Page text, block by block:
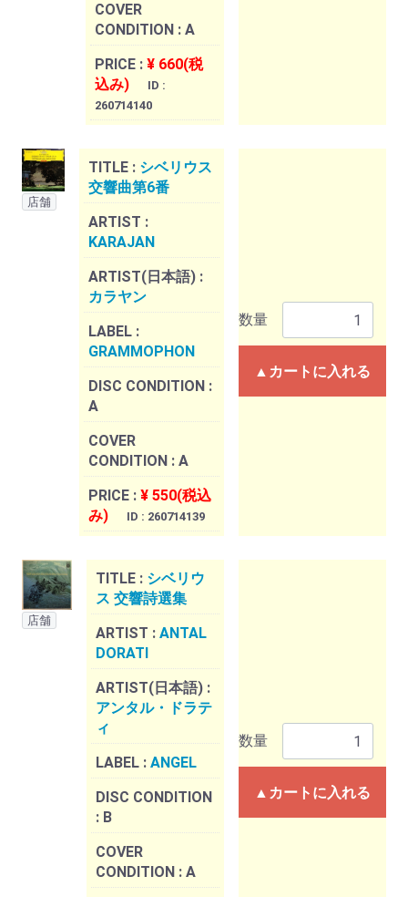
COVER
CONDITION : A
PRICE : ¥ 660(税
込み)
ID :
260714140
店舗
TITLE : シベリウス
交響曲第6番
ARTIST :
KARAJAN
ARTIST(日本語) :
カラヤン
LABEL :
GRAMMOPHON
DISC CONDITION :
A
COVER
CONDITION : A
PRICE : ¥ 550(税込
み)
ID : 260714139
数量
▲カートに入れる
店舗
TITLE : シベリウ
ス 交響詩選集
ARTIST : ANTAL
DORATI
ARTIST(日本語) :
アンタル・ドラテ
ィ
LABEL : ANGEL
DISC CONDITION
: B
COVER
CONDITION : A
数量
▲カートに入れる